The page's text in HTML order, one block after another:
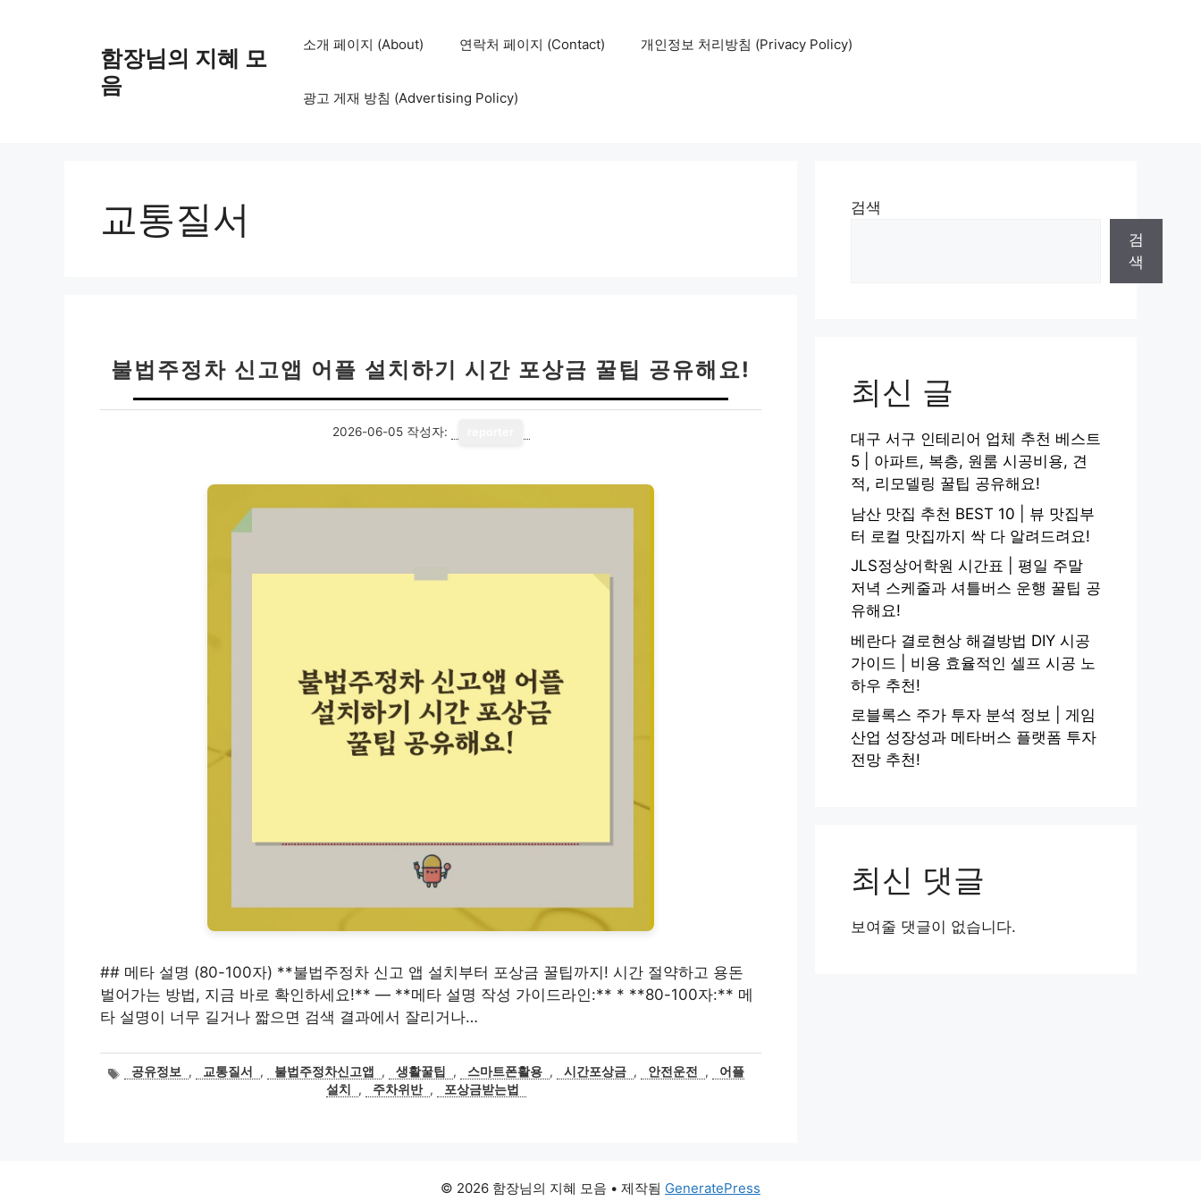
함장님의 지혜 모
음
소개 페이지 (About) 연락처 페이지 (Contact) 개인정보 처리방침 (Privacy Policy)
광고 게재 방침 (Advertising Policy)
교통질서
불법주정차 신고앱 어플 설치하기 시간 포상금 꿀팁 공유해요!
2026-06-05 작성자:
## 메타 설명 (80-100자) **불법주정차 신고 앱 설치부터 포상금 꿀팁까지! 시간 절약하고 용돈
벌어가는 방법, 지금 바로 확인하세요!** — **메타 설명 작성 가이드라인:** * **80-100자:** 메
타 설명이 너무 길거나 짧으면 검색 결과에서 잘리거나…
태공유정보 , 교통질서 , 불법주정차신고앱 , 생활꿀팁 , 스마트폰활용 , 시간포상금 , 안전운전 ,
어플
설치
, 주차위반 , 포상금받는법
검색
검
색
최신 글
대구 서구 인테리어 업체 추천 베스트
5 | 아파트, 복층, 원룸 시공비용, 견
적, 리모델링 꿀팁 공유해요!
남산 맛집 추천 BEST 10 | 뷰 맛집부
터 로컬 맛집까지 싹 다 알려드려요!
JLS정상어학원 시간표 | 평일 주말
저녁 스케줄과 셔틀버스 운행 꿀팁 공
유해요!
베란다 결로현상 해결방법 DIY 시공
가이드 | 비용 효율적인 셀프 시공 노
하우 추천!
로블록스 주가 투자 분석 정보 | 게임
산업 성장성과 메타버스 플랫폼 투자
전망 추천!
최신 댓글
보여줄 댓글이 없습니다.
© 2026 함장님의 지혜 모음 • 제작됨 GeneratePress